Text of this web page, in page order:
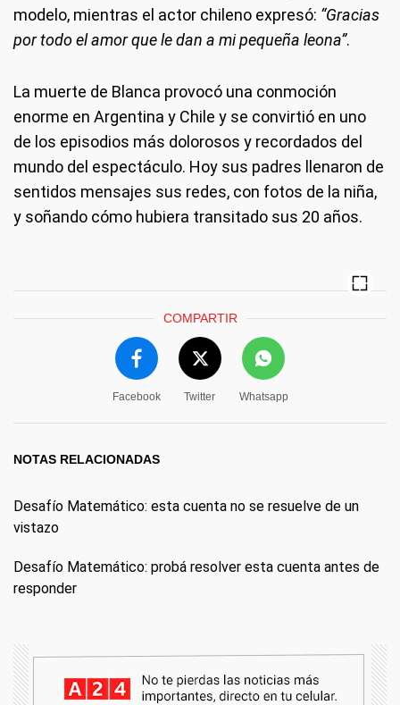
modelo, mientras el actor chileno expresó: “Gracias
por todo el amor que le dan a mi pequeña leona”.
La muerte de Blanca provocó una conmoción
enorme en Argentina y Chile y se convirtió en uno
de los episodios más dolorosos y recordados del
mundo del espectáculo. Hoy sus padres llenaron de
sentidos mensajes sus redes, con fotos de la niña,
y soñando cómo hubiera transitado sus 20 años.
COMPARTIR
Facebook Twitter Whatsapp
NOTAS RELACIONADAS
Desafío Matemático: esta cuenta no se resuelve de un
vistazo
Desafío Matemático: probá resolver esta cuenta antes de
responder